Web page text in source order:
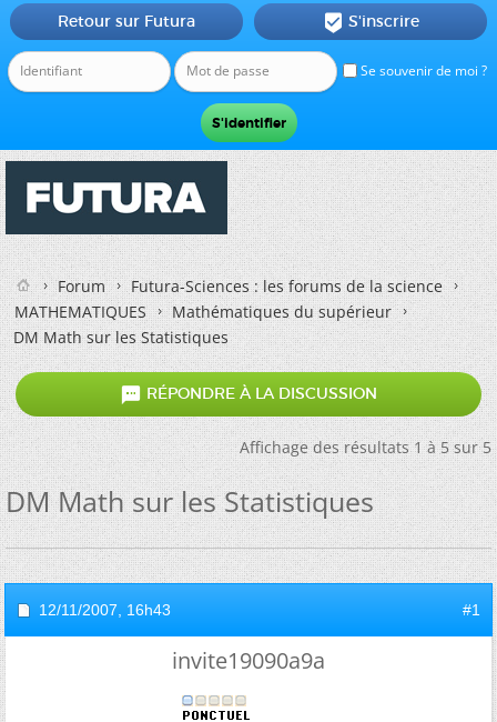
Se souvenir de moi ?
Retour sur Futura  S'inscrire
Forum
Futura-Sciences : les forums de la science
MATHEMATIQUES
Mathématiques du supérieur
DM Math sur les Statistiques
 RÉPONDRE À LA DISCUSSION
Affichage des résultats 1 à 5 sur 5
DM Math sur les Statistiques
12/11/2007, 16h43 #1
invite19090a9a